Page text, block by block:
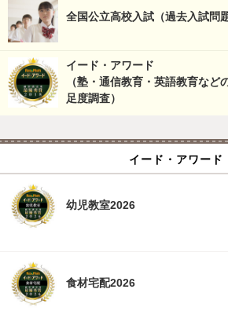
全国公立高校入試（過去入試問
イード・アワード
（塾・通信教育・英語教育など
足度調査）
イード・アワード
幼児教室2026
食材宅配2026